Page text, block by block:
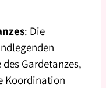
: Die
Gardetanzes,
Koordination